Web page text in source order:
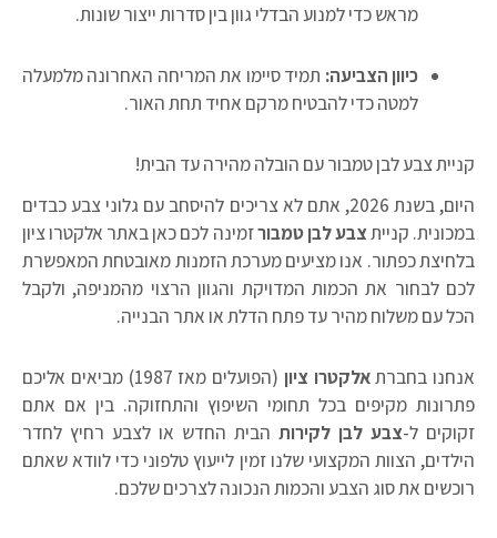
מראש כדי למנוע הבדלי גוון בין סדרות ייצור שונות.
כיוון הצביעה: תמיד סיימו את המריחה האחרונה מלמעלה
למטה כדי להבטיח מרקם אחיד תחת האור.
קניית צבע לבן טמבור עם הובלה מהירה עד הבית!
היום, בשנת 2026, אתם לא צריכים להיסחב עם גלוני צבע כבדים
במכונית. קנייתצבע לבן טמבורזמינה לכם כאן באתר אלקטרו ציון
בלחיצת כפתור. אנו מציעים מערכת הזמנות מאובטחת המאפשרת
לכם לבחור את הכמות המדויקת והגוון הרצוי מהמניפה, ולקבל
הכל עם משלוח מהיר עד פתח הדלת או אתר הבנייה.
אנחנו בחברתאלקטרו ציון
(הפועלים מאז 1987) מביאים אליכם
פתרונות מקיפים בכל תחומי השיפוץ והתחזוקה. בין אם אתם
זקוקים ל-צבע לבן לקירותהבית החדש או לצבע רחיץ לחדר
הילדים, הצוות המקצועי שלנו זמין לייעוץ טלפוני כדי לוודא שאתם
רוכשים את סוג הצבע והכמות הנכונה לצרכים שלכם.